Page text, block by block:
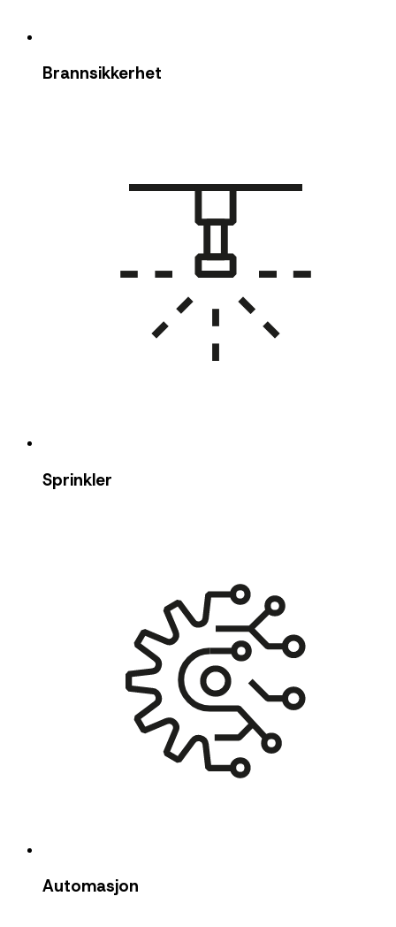
Brannsikkerhet
Sprinkler
Automasjon